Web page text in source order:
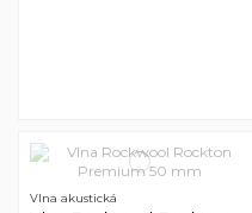
Vlna akustická